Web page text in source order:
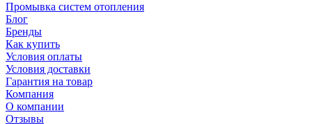
Промывка систем отопления
Блог
Бренды
Как купить
Условия оплаты
Условия доставки
Гарантия на товар
Компания
О компании
Отзывы